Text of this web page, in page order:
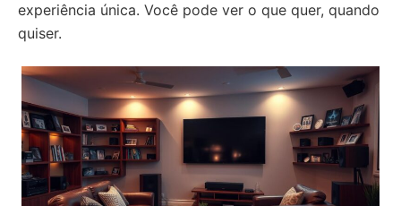
experiência única. Você pode ver o que quer, quando
quiser.